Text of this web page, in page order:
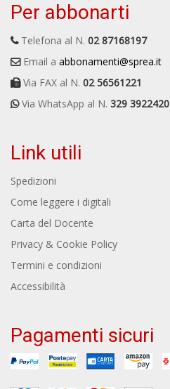
Per abbonarti
Telefona al N. 02 87168197
Email a abbonamenti@sprea.it
Via FAX al N. 02 56561221
Via WhatsApp al N. 329 3922420
Link utili
Spedizioni
Come leggere i digitali
Carta del Docente
Privacy & Cookie Policy
Termini e condizioni
Accessibilità
Pagamenti sicuri